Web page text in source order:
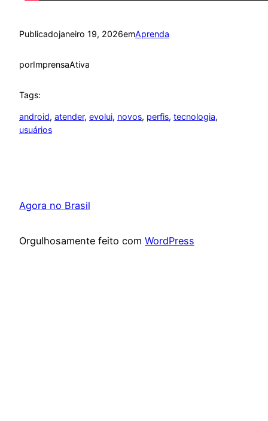
Publicadojaneiro 19, 2026emAprenda
porImprensaAtiva
Tags:
android, atender, evolui, novos, perfis, tecnologia
usuários
Agora no Brasil
Orgulhosamente feito com WordPress